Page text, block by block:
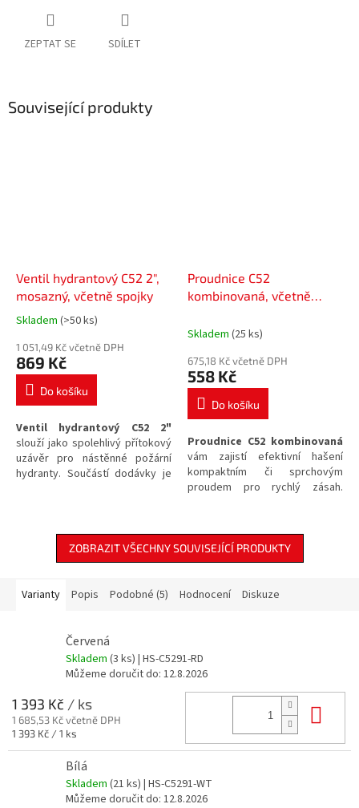
ZEPTAT SE SDÍLET
Související produkty
Ventil hydrantový C52 2",
mosazný, včetně spojky
Průměrné
produktu
je
5,0
hvězdiček.
Skladem (>50 ks)
1 051,49 Kč včetně DPH
869 Kč
Do košíku
Ventil hydrantový C52 2"
slouží jako spolehlivý přítokový
uzávěr pro nástěnné požární
hydranty. Součástí dodávky je
rámci požárního zabezpečení
Proudnice C52
kombinovaná, včetně
Skladem (25 ks)
675,18 Kč včetně DPH
558 Kč
Do košíku
Proudnice C52 kombinovaná
vám zajistí efektivní hašení
kompaktním či sprchovým
proudem pro rychlý zásah.
připojení k hadicovému vedení.
ZOBRAZIT VŠECHNY SOUVISEJÍCÍ PRODUKTY
Varianty Popis Podobné (5) Hodnocení Diskuze
Červená
Skladem (3 ks) | HS-C5291-RD
Můžeme doručit do: 12.8.2026
1 393 Kč / ks
1 685,53 Kč včetně DPH
Měrná
1 393 Kč / 1 ks
Bílá
Skladem (21 ks) | HS-C5291-WT
Můžeme doručit do: 12.8.2026